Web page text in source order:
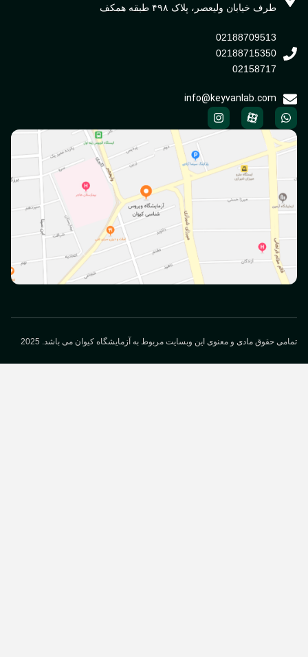
طرف خیابان ولیعصر، پلاک ۴۹۸ طبقه همکف
02188709513
02188715350
02158717
info@keyvanlab.com
حقوق مادی و معنوی این وبسایت مربوط به آزمایشگاه کیوان می باشد. 2025